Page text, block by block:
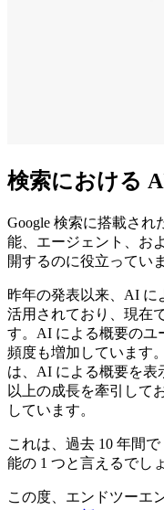
検索における
Google 検索に搭載され
能、エージェント、お
開するのに役立ってい
昨年の発表以来、AI に
活用されており、現在
す。AI による概要のユ
頻度も増加しています
は、AI による概要を表
以上の成長を牽引して
しています。
これは、過去 10 年間
能の 1 つと言えるでし
この度、エンドツーエ